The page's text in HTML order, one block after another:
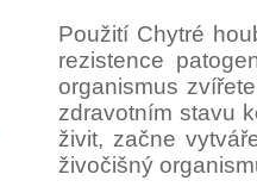
Použití Chytré
rezistence
organismus
zdravotním stavu
živit, začne
živočišný